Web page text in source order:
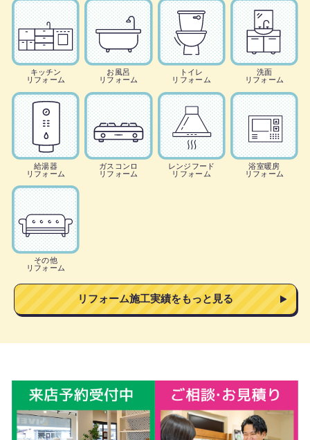
キッチン
リフォーム
お風呂
リフォーム
トイレ
リフォーム
洗面
リフォーム
給湯器
リフォーム
ガスコンロ
リフォーム
レンジフード
リフォーム
浴室暖房
リフォーム
その他
リフォーム
リフォーム施工実績をもっと見る